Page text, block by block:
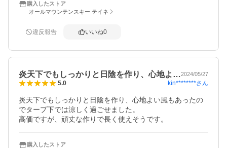
購入したストア
オールマウンテンスキー テイネ
違反報告 いいね0
炎天下でもしっかりと日陰を作り、心地よ…2024/05/27
5.0 kin********さん
炎天下でもしっかりと日陰を作り、心地よい風もあったの
でタープ下では涼しく過ごせました。
高価ですが、頑丈な作りで長く使えそうです。
購入したストア